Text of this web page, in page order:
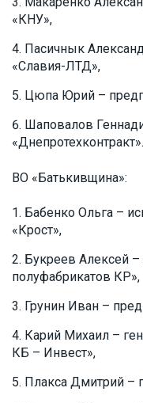
«КНУ»,
Пасичнык
«Славия-ЛТД»,
Цюпа Юрий –
Шаповалов
«Днепротехконтракт».
ВО «Батькивщина»:
Бабенко Ольга –
«Крост»,
Букреев Алексей
полуфабрикатов КР»,
Грунин Иван –
Карий Михаил –
КБ – Инвест»,
Плакса Дмитрий –